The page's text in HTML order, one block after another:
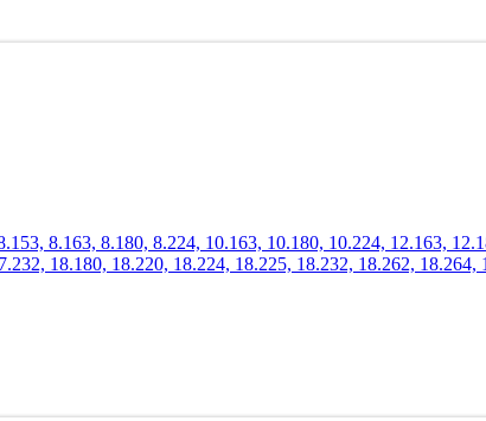
8.163, 8.180, 8.224, 10.163, 10.180, 10.224, 12.163,
18.180, 18.220, 18.224, 18.225, 18.232, 18.262, 18.264,